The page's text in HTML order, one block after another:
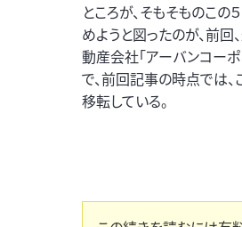
ところが、そもそものこ
めようと図ったのが、前
動産会社「アーバンコー
で、前回記事の時点では、
移転している。